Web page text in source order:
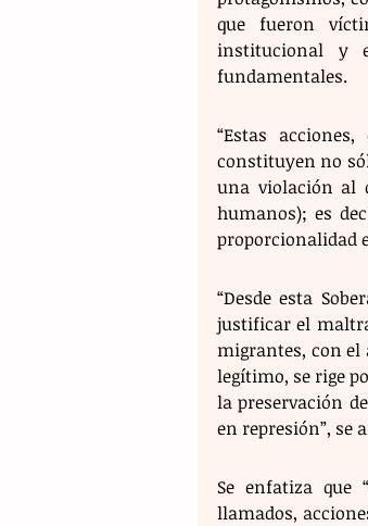
que fueron
institucional y
fundamentales.
“Estas
constituyen no
una violación al
humanos); es
proporcionalidad
“Desde esta
justificar el
migrantes, con el
legítimo, se rige
la preservación
en represión”, se
Se enfatiza que
llamados,